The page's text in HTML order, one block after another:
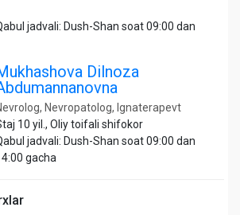
jadvali: Dush-Shan soat 09:00 dan
Dilnoza
Nevropatolog, Ignaterapevt
10 yil., Oliy toifali shifokor
jadvali: Dush-Shan soat 09:00 dan
gacha